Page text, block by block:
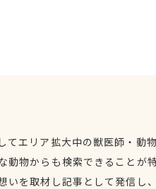
てエリア拡大中の獣医師・動
動物からも検索できることが
いを取材し記事として発信し